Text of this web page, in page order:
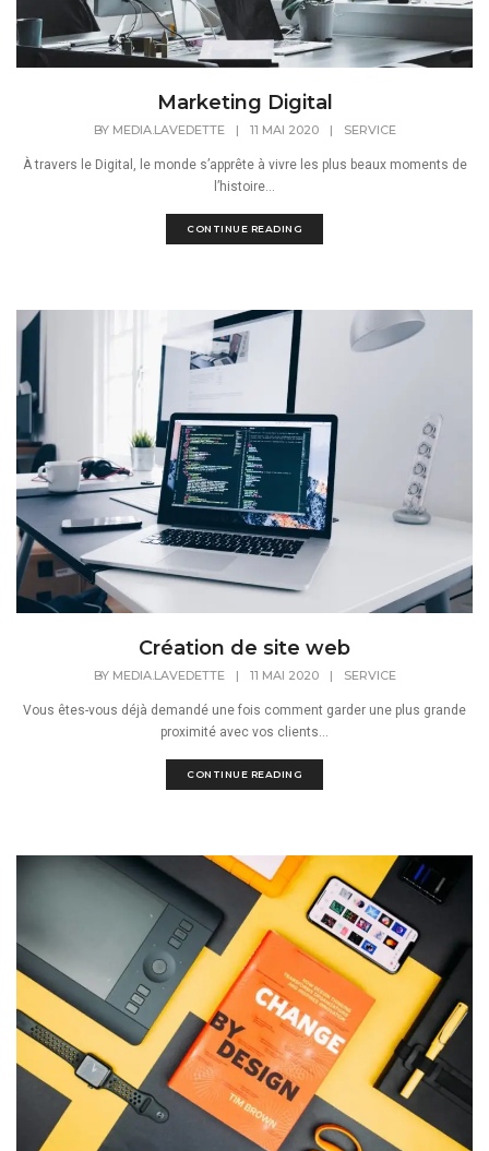
Marketing Digital
BY MEDIA.LAVEDETTE | 11 MAI 2020 | SERVICE
À travers le Digital, le monde s’apprête à vivre les plus beaux moments de
l’histoire...
CONTINUE READING
Création de site web
BY MEDIA.LAVEDETTE | 11 MAI 2020 | SERVICE
Vous êtes-vous déjà demandé une fois comment garder une plus grande
proximité avec vos clients...
CONTINUE READING